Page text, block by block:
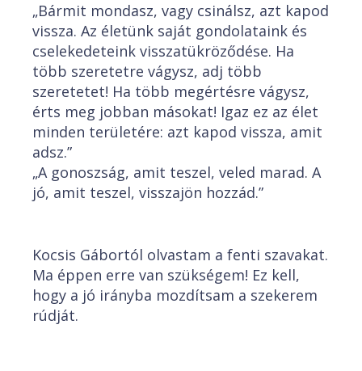
„Bármit mondasz, vagy csinálsz, azt kapod
vissza. Az életünk saját gondolataink és
cselekedeteink visszatükröződése. Ha
több szeretetre vágysz, adj több
szeretetet! Ha több megértésre vágysz,
érts meg jobban másokat! Igaz ez az élet
minden területére: azt kapod vissza, amit
adsz.”
„A gonoszság, amit teszel, veled marad. A
jó, amit teszel, visszajön hozzád.”
Kocsis Gábortól olvastam a fenti szavakat.
Ma éppen erre van szükségem! Ez kell,
hogy a jó irányba mozdítsam a szekerem
rúdját.